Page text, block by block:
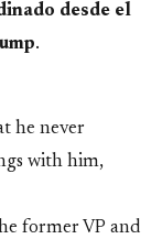
desde el
.
he never
with him,
former VP and